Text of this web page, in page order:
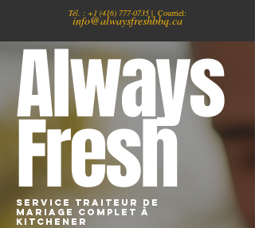
Tél. : +1 (416) 777-0735 | Courriel:
info@alwaysfreshbbq.ca
Always
Fresh
Service traiteur de
mariage complet À
Kitchener